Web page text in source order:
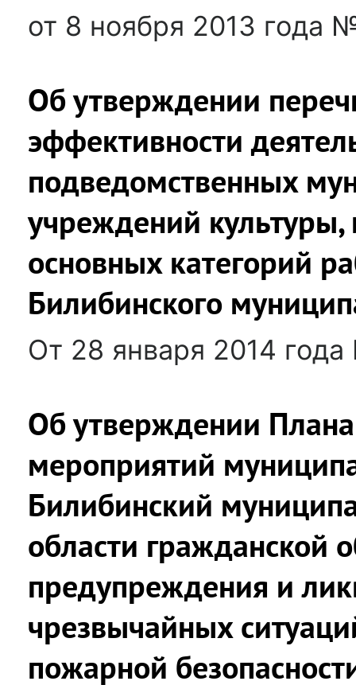
от 8 ноября 2013 года
Об утверждении
эффективности
подведомственных
учреждений
основных категорий
Билибинского
От 28 января 2014
Об утверждении
мероприятий
Билибинский
области гражданской
предупреждения и
чрезвычайных
пожарной